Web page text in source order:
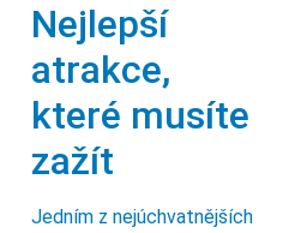
Nejlepší
atrakce,
které musíte
zažít
Jedním z nejúchvatnějších